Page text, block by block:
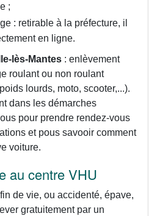
;
: retirable à la préfecture, il
en ligne.
lès-Mantes : enlèvement
roulant ou non roulant
lourds, moto, scooter,...).
dans les démarches
pour prendre rendez-vous
et pous savooir comment
voiture.
au centre VHU
de vie, ou accidenté, épave,
gratuitement par un